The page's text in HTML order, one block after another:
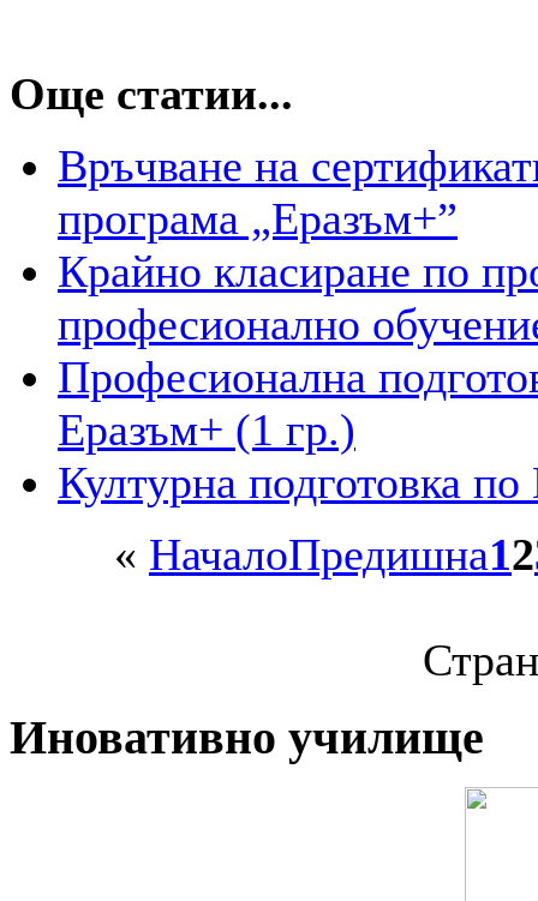
Още статии...
Връчване на
програма „Еразъм+”
Крайно класиране по
професионално
Професионална
Еразъм+ (1 гр.)
Културна подготовка
« НачалоПредишна12
Иновативно училище